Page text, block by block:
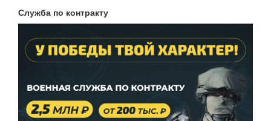
Служба по контракту